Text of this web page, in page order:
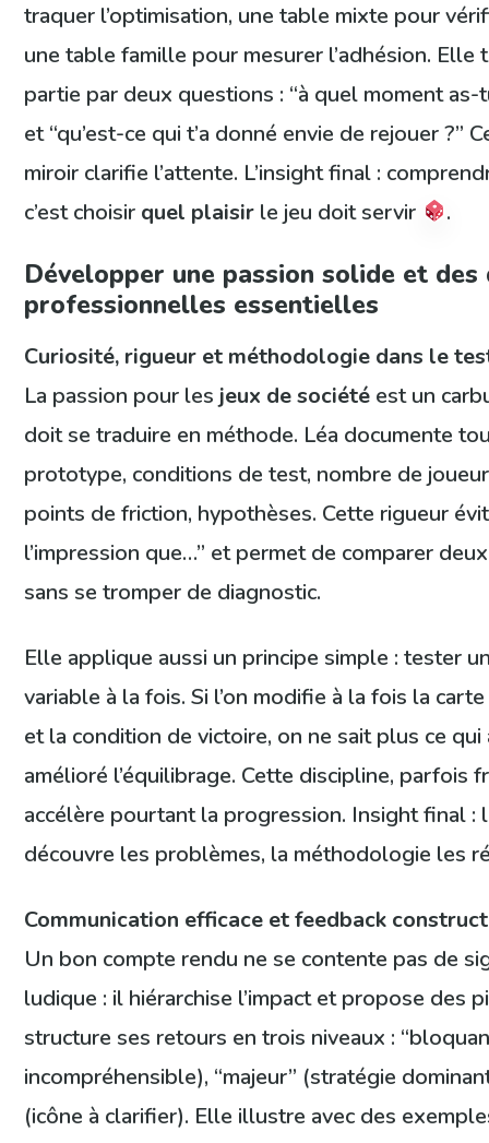
traquer l’optimisation, une table mixte pour
une table famille pour mesurer l’adhésion. Elle
partie par deux questions : “à quel moment as-
et “qu’est-ce qui t’a donné envie de rejouer ?”
miroir clarifie l’attente. L’insight final :
c’est choisir quel plaisir le jeu doit servir .
Développer une passion solide et
professionnelles essentielles
Curiosité, rigueur et méthodologie dans le
La passion pour lesjeux de société est un
doit se traduire en méthode. Léa documente
prototype, conditions de test, nombre de
points de friction, hypothèses. Cette rigueur
l’impression que…” et permet de comparer
sans se tromper de diagnostic.
Elle applique aussi un principe simple : tester
variable à la fois. Si l’on modifie à la fois la
et la condition de victoire, on ne sait plus ce
amélioré l’équilibrage. Cette discipline, parfois
accélère pourtant la progression. Insight final :
découvre les problèmes, la méthodologie les
Communication efficace et feedback
Un bon compte rendu ne se contente pas de
ludique : il hiérarchise l’impact et propose des
structure ses retours en trois niveaux :
incompréhensible), “majeur” (stratégie
(icône à clarifier). Elle illustre avec des